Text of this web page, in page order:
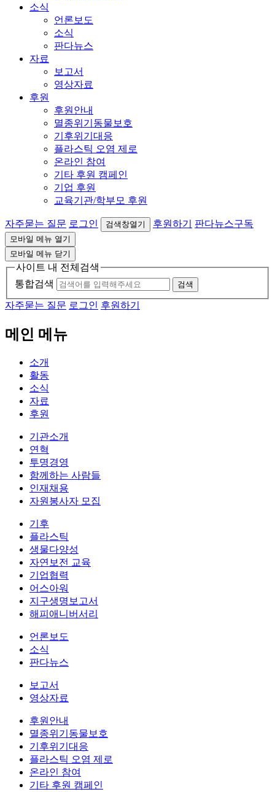
소식
언론보도
소식
판다뉴스
자료
보고서
영상자료
후원
후원안내
멸종위기동물보호
기후위기대응
플라스틱 오염 제로
온라인 참여
기타 후원 캠페인
기업 후원
교육기관/학부모 후원
자주묻는 질문 로그인 검색창열기 후원하기 판다뉴스구독
모바일 메뉴 열기
모바일 메뉴 닫기
사이트 내 전체검색
통합검색
검색
자주묻는 질문 로그인 후원하기
메인 메뉴
소개
활동
소식
자료
후원
기관소개
연혁
투명경영
함께하는 사람들
인재채용
자원봉사자 모집
기후
플라스틱
생물다양성
자연보전 교육
기업협력
어스아워
지구생명보고서
해피애니버서리
언론보도
소식
판다뉴스
보고서
영상자료
후원안내
멸종위기동물보호
기후위기대응
플라스틱 오염 제로
온라인 참여
기타 후원 캠페인